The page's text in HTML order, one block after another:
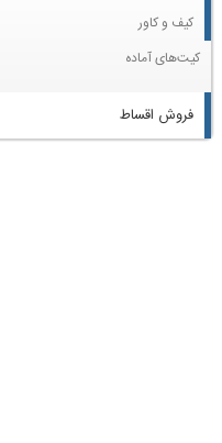
کیف و کاور
کیت‌های آماده
فروش اقساط